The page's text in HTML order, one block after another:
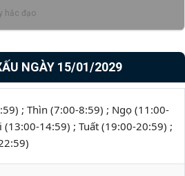
hắc đạo
NGÀY 15/01/2029
; Thìn (7:00-8:59) ; Ngọ (11:00-
(13:00-14:59) ; Tuất (19:00-20:59) ;